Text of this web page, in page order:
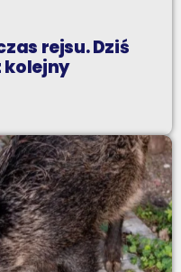
rejsu. Dziś
kolejny